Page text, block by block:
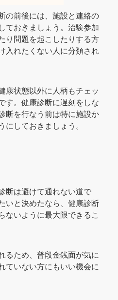
の前後には、施設と連絡の
ておきましょう。治験参加
り問題を起こしたりする方
入れたくない人に分類され
康状態以外に人柄もチェッ
す。健康診断に遅刻をしな
断を行なう前は特に施設か
しておきましょう。
断は避けて通れない道で
いと決めたなら、健康診断
ないように最大限できるこ
るため、普段金銭面が気に
ていない方にもいい機会に